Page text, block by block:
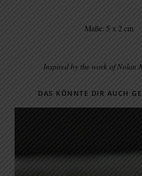
Maße: 5 x 2 cm
Inspired by the work of Nolan
DAS KÖNNTE DIR AUCH